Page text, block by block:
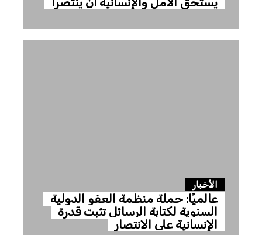
الأخبار
عالميًا: حملة منظمة العفو الدولية
السنوية لكتابة الرسائل تثبت قدرة
الإنسانية على الانتصار